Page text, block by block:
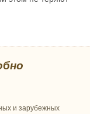
и зарубежных